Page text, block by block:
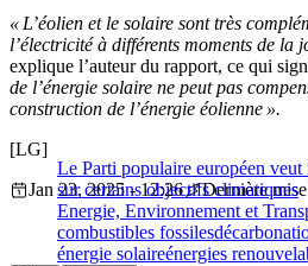
« L’éolien et le solaire sont très
l’électricité à différents moments de la
explique l’auteur du rapport, ce qui
de l’énergie solaire ne peut pas
construction de l’énergie éolienne ».
Le Parti populaire européen veut
sur certains objectifs climatiques
[LG]
Jan 23, 2025 - 12:26
Dernière
Energie, Environnement et
combustibles fossiles
énergie solaireénergies